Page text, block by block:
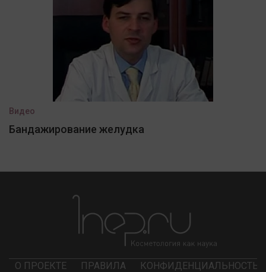
Видео
Бандажирование желудка
О ПРОЕКТЕ ПРАВИЛА КОНФИДЕНЦИАЛЬНОСТЬ